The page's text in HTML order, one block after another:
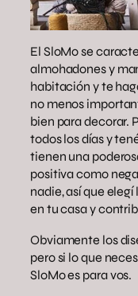
El SloMo se
almohadones y
habitación y te
no menos
bien para decorar.
todos los días y
tienen una
positiva como
nadie, así que
en tu casa y
Obviamente los
pero si lo que
SloMo es para vos.